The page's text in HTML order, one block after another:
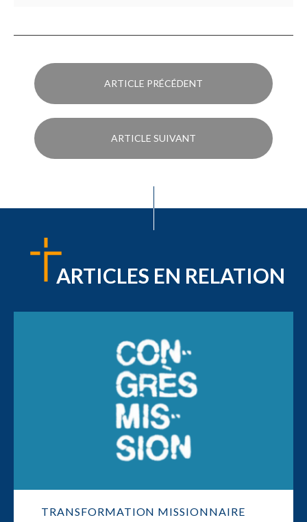
ARTICLE PRÉCÉDENT
ARTICLE SUIVANT
ARTICLES EN RELATION
TRANSFORMATION MISSIONNAIRE